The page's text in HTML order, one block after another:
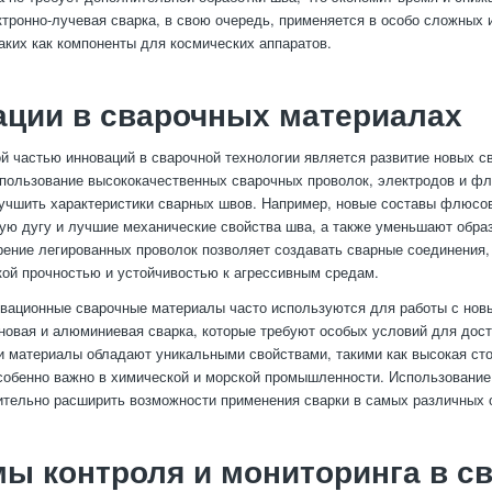
лучевая сварка, в свою очередь, применяется в особо сложных
как компоненты для космических аппаратов.
в сварочных материалах
частью инноваций в сварочной технологии является развитие новых
высококачественных сварочных проволок, электродов и
характеристики сварных швов. Например, новые составы
дугу и лучшие механические свойства шва, а также уменьшают
легированных проволок позволяет создавать сварные
прочностью и устойчивостью к агрессивным средам.
сварочные материалы часто используются для работы с
и алюминиевая сварка, которые требуют особых условий для
материалы обладают уникальными свойствами, такими как высокая
важно в химической и морской промышленности.
расширить возможности применения сварки в самых различных
контроля и мониторинга в